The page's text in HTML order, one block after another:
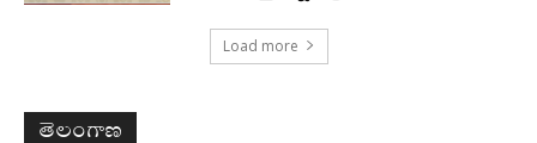
Load more
తెలంగాణ